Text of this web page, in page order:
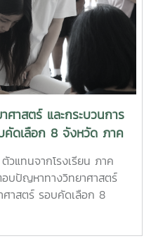
าสตร์ และกระบวนการ
ดเลือก 8 จังหวัด ภาค
ทนจากโรงเรียน ภาค
บปัญหาทางวิทยาศาสตร์
ศาสตร์ รอบคัดเลือก 8
าสตร์ แห่งชาติ ประจำปี